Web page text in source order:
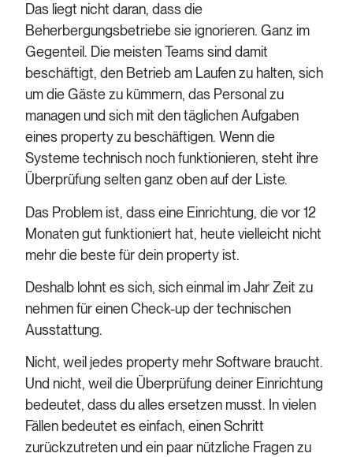
Das liegt nicht daran, dass die
Beherbergungsbetriebe sie ignorieren. Ganz im
Gegenteil. Die meisten Teams sind damit
beschäftigt, den Betrieb am Laufen zu halten, sich
um die Gäste zu kümmern, das Personal zu
managen und sich mit den täglichen Aufgaben
eines property zu beschäftigen. Wenn die
Systeme technisch noch funktionieren, steht ihre
Überprüfung selten ganz oben auf der Liste.
Das Problem ist, dass eine Einrichtung, die vor 12
Monaten gut funktioniert hat, heute vielleicht nicht
mehr die beste für dein property ist.
Deshalb lohnt es sich, sich einmal im Jahr Zeit zu
nehmen für einen Check-up der technischen
Ausstattung.
Nicht, weil jedes property mehr Software braucht.
Und nicht, weil die Überprüfung deiner Einrichtung
bedeutet, dass du alles ersetzen musst. In vielen
Fällen bedeutet es einfach, einen Schritt
zurückzutreten und ein paar nützliche Fragen zu